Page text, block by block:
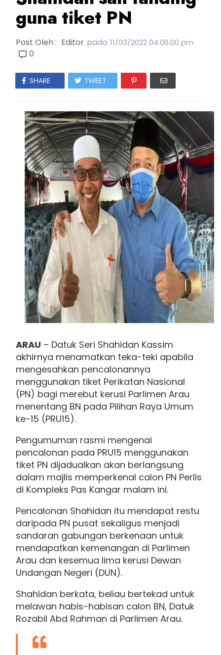
guna tiket PN
Post Oleh : Editor pada 11/03/2022 04:06:00 pm
0
SHARE TWEET
ARAU – Datuk Seri Shahidan Kassim
akhirnya menamatkan teka-teki apabila
mengesahkan pencalonannya
menggunakan tiket Perikatan Nasional
(PN) bagi merebut kerusi Parlimen Arau
menentang BN pada Pilihan Raya Umum
ke-15 (PRU15).
Pengumuman rasmi mengenai
pencalonan pada PRU15 menggunakan
tiket PN dijadualkan akan berlangsung
dalam majlis memperkenal calon PN Perlis
di Kompleks Pas Kangar malam ini.
Pencalonan Shahidan itu mendapat restu
daripada PN pusat sekaligus menjadi
sandaran gabungan berkenaan untuk
mendapatkan kemenangan di Parlimen
Arau dan kesemua lima kerusi Dewan
Undangan Negeri (DUN).
Shahidan berkata, beliau bertekad untuk
melawan habis-habisan calon BN, Datuk
Rozabil Abd Rahman di Parlimen Arau.